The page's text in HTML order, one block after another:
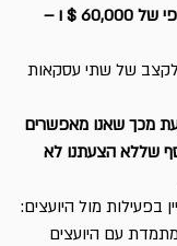
שתי עסקאות בהיקף כספי של 60,000 $ ו –
לקצב של שתי עסקאות
מכך שאנו מאפשרים
שללא הצעתנו לא
בפעילות מול היועצים:
עם היועצים